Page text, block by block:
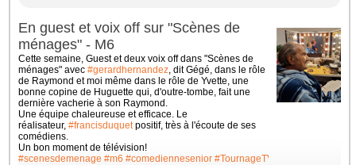
En guest et voix off sur "Scènes de
ménages" - M6
Cette semaine, Guest et deux voix off dans "Scènes de
ménages" avec#gerardhernandez, dit Gégé, dans le rôle
de Raymond et moi même dans le rôle de Yvette, une
bonnecopine de Huguette qui, d'outre-tombe, fait une
dernière vacherie à son Raymond.
Une équipe chaleureuse et efficace. Le
réalisateur,#francisduquetpositif, très à l'écoute de ses
comédiens.
Un bon moment de télévision!
#scenesdemenage #m6 #comediennesenior #TournageTV